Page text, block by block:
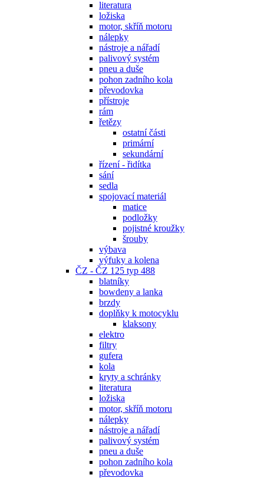
literatura
ložiska
motor, skříň motoru
nálepky
nástroje a nářadí
palivový systém
pneu a duše
pohon zadního kola
převodovka
přístroje
rám
řetězy
ostatní části
primární
sekundární
řízení - řidítka
sání
sedla
spojovací materiál
matice
podložky
pojistné kroužky
šrouby
výbava
výfuky a kolena
ČZ - ČZ 125 typ 488
blatníky
bowdeny a lanka
brzdy
doplňky k motocyklu
klaksony
elektro
filtry
gufera
kola
kryty a schránky
literatura
ložiska
motor, skříň motoru
nálepky
nástroje a nářadí
palivový systém
pneu a duše
pohon zadního kola
převodovka